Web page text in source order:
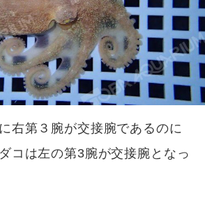
右第３腕が交接腕であるのに
コは左の第3腕が交接腕となっ